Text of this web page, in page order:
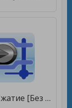
Видео Сжатие [Без рекламы]